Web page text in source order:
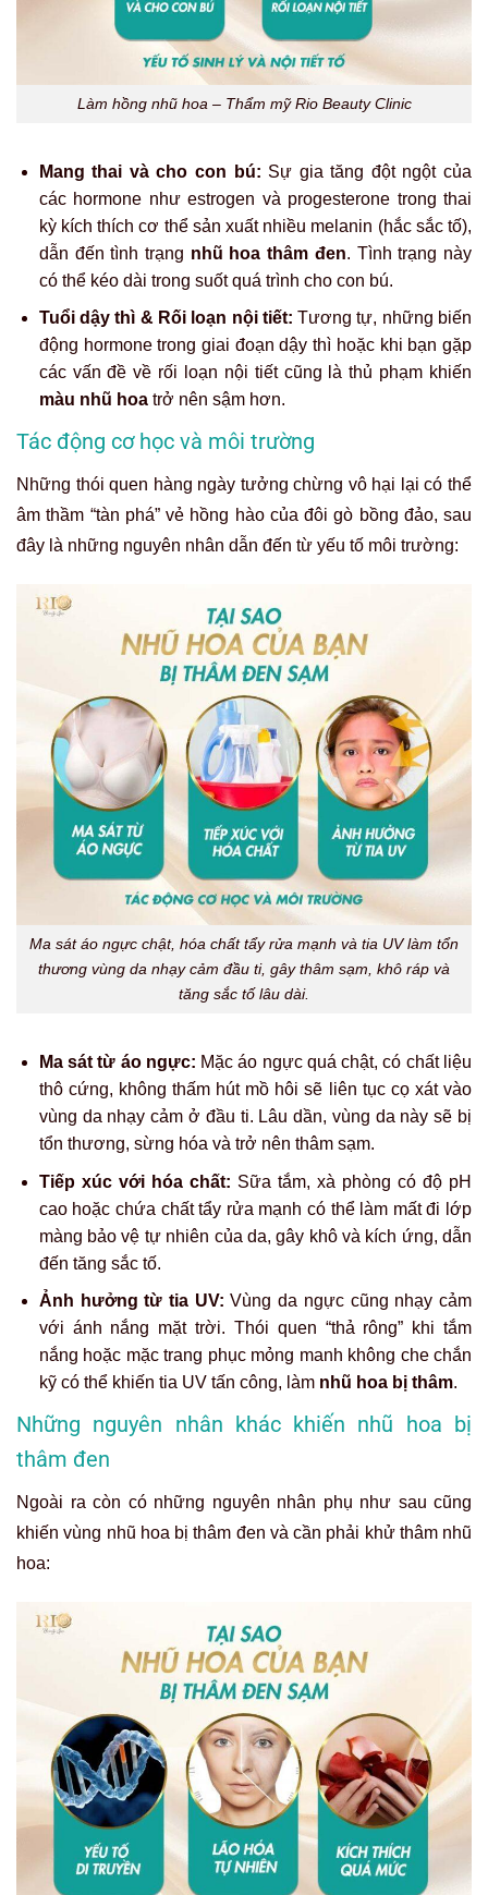
Làm hồng nhũ hoa – Thẩm mỹ Rio Beauty Clinic
Mang thai và cho con bú: Sự gia tăng đột ngột của
các hormone như estrogen và progesterone trong thai
kỳ kích thích cơ thể sản xuất nhiều melanin (hắc sắc tố),
dẫn đến tình trạng nhũ hoa thâm đen. Tình trạng này
có thể kéo dài trong suốt quá trình cho con bú.
Tuổi dậy thì & Rối loạn nội tiết: Tương tự, những biến
động hormone trong giai đoạn dậy thì hoặc khi bạn gặp
các vấn đề về rối loạn nội tiết cũng là thủ phạm khiến
màu nhũ hoatrở nên sậm hơn.
Tác động cơ học và môi trường
Những thói quen hàng ngày tưởng chừng vô hại lại có thể
âm thầm “tàn phá” vẻ hồng hào của đôi gò bồng đảo, sau
đây là những nguyên nhân dẫn đến từ yếu tố môi trường:
Ma sát áo ngực chật, hóa chất tẩy rửa mạnh và tia UV làm tổn
thương vùng da nhạy cảm đầu ti, gây thâm sạm, khô ráp và
tăng sắc tố lâu dài.
Ma sát từ áo ngực: Mặc áo ngực quá chật, có chất liệu
thô cứng, không thấm hút mồ hôi sẽ liên tục cọ xát vào
vùng da nhạy cảm ở đầu ti. Lâu dần, vùng da này sẽ bị
tổn thương, sừng hóa và trở nên thâm sạm.
Tiếp xúc với hóa chất: Sữa tắm, xà phòng có độ pH
cao hoặc chứa chất tẩy rửa mạnh có thể làm mất đi lớp
màng bảo vệ tự nhiên của da, gây khô và kích ứng, dẫn
đến tăng sắc tố.
Ảnh hưởng từ tia UV: Vùng da ngực cũng nhạy cảm
với ánh nắng mặt trời. Thói quen “thả rông” khi tắm
nắng hoặc mặc trang phục mỏng manh không che chắn
kỹ có thể khiến tia UV tấn công, làm nhũ hoa bị thâm.
Những nguyên nhân khác khiến nhũ hoa bị
thâm đen
Ngoài ra còn có những nguyên nhân phụ như sau cũng
khiến vùng nhũ hoa bị thâm đen và cần phải khử thâm nhũ
hoa: